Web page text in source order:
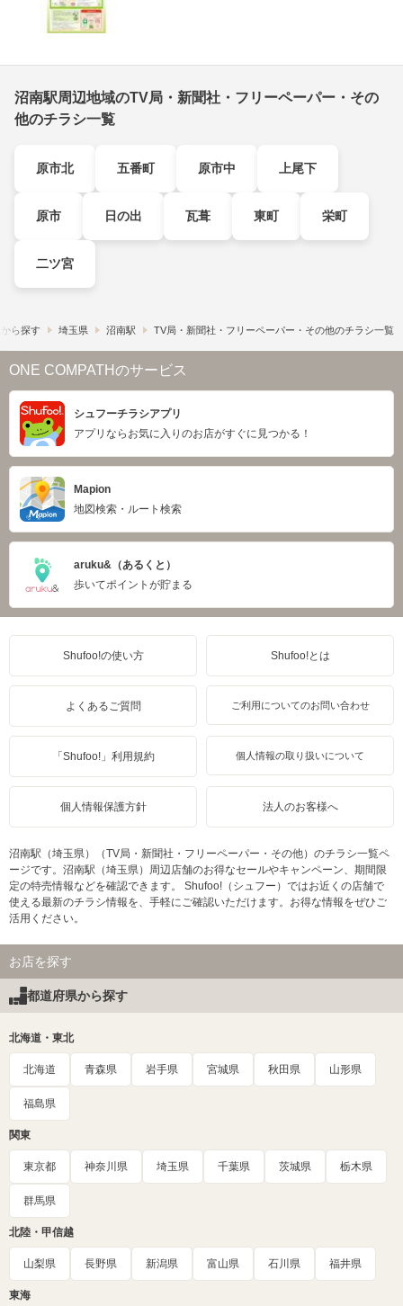
沼南駅周辺地域のTV局・新聞社・フリーペーパー・その
他のチラシ一覧
原市北 五番町 原市中 上尾下
原市 日の出 瓦葺 東町 栄町
二ツ宮
ら探す 埼玉県 沼南駅 TV局・新聞社・フリーペーパー・その他のチラシ一覧
ONE COMPATHのサービス
シュフーチラシアプリ
アプリならお気に入りのお店がすぐに見つかる！
Mapion
地図検索・ルート検索
aruku&（あるくと）
歩いてポイントが貯まる
Shufoo!の使い方 Shufoo!とは
よくあるご質問 ご利用についてのお問い合わせ
「Shufoo!」利用規約 個人情報の取り扱いについて
個人情報保護方針 法人のお客様へ
沼南駅（埼玉県）（TV局・新聞社・フリーペーパー・その他）のチラシ一覧ペ
ージです。沼南駅（埼玉県）周辺店舗のお得なセールやキャンペーン、期間限
定の特売情報などを確認できます。 Shufoo!（シュフー）ではお近くの店舗で
使える最新のチラシ情報を、手軽にご確認いただけます。お得な情報をぜひご
活用ください。
お店を探す
都道府県から探す
北海道・東北
北海道 青森県 岩手県 宮城県 秋田県 山形県
福島県
関東
東京都 神奈川県 埼玉県 千葉県 茨城県 栃木県
群馬県
北陸・甲信越
山梨県 長野県 新潟県 富山県 石川県 福井県
東海